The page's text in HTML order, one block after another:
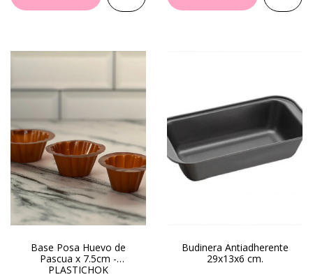
Base Posa Huevo de
Pascua x 7.5cm -
PLASTICHOK
Budinera Antiadherente
29x13x6 cm.